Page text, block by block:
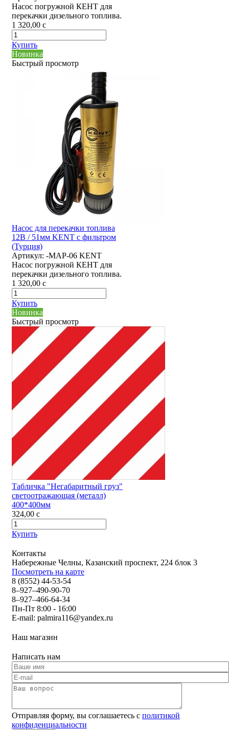
Насос погружной КЕНТ для
перекачки дизельного топлива.
1 320,00 c
Купить
Новинка
Быстрый просмотр
Насос для перекачки топлива
12В / 51мм KENT с фильтром
(Турция)
Артикул: -MAP-06 KENT
Насос погружной КЕНТ для
перекачки дизельного топлива.
1 320,00 c
Купить
Новинка
Быстрый просмотр
Табличка "Негабаритный груз"
светоотражающая (металл)
400*400мм
324,00 c
Купить
Контакты
Набережные Челны, Казанский проспект, 224 блок 3
Посмотреть на карте
8 (8552) 44-53-54
8–927–490-90-70
8–927–466-64-34
Пн-Пт 8:00 - 16:00
E-mail: palmira116@yandex.ru
Наш магазин
Написать нам
Отправляя форму, вы соглашаетесь с политикой
конфиденциальности